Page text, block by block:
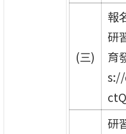
(三)
報
研
育
研